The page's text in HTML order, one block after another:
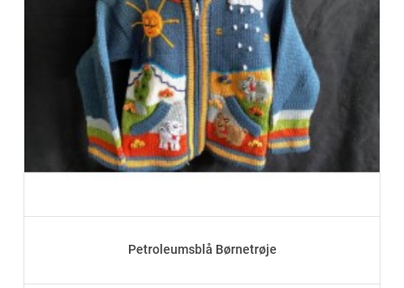
Petroleumsblå Børnetrøje